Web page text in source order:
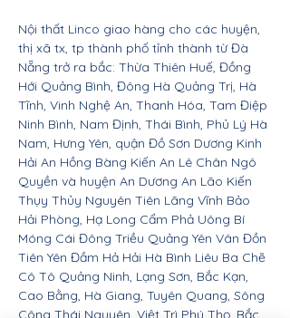
Nội thất Linco giao hàng cho các huyện,
thị xã tx, tp thành phố tỉnh thành từ Đà
Nẵng trở ra bắc: Thừa Thiên Huế, Đồng
Hới Quảng Bình, Đông Hà Quảng Trị, Hà
Tĩnh, Vinh Nghệ An, Thanh Hóa, Tam Điệp
Ninh Bình, Nam Định, Thái Bình, Phủ Lý Hà
Nam, Hưng Yên, quận Đồ Sơn Dương Kinh
Hải An Hồng Bàng Kiến An Lê Chân Ngô
Quyền và huyện An Dương An Lão Kiến
Thụy Thủy Nguyên Tiên Lãng Vĩnh Bảo
Hải Phòng, Hạ Long Cẩm Phả Uông Bí
Móng Cái Đông Triều Quảng Yên Vân Đồn
Tiên Yên Đầm Hả Hải Hà Bình Liêu Ba Chẽ
Cô Tô Quảng Ninh, Lạng Sơn, Bắc Kạn,
Cao Bằng, Hà Giang, Tuyên Quang, Sông
Công Thái Nguyên, Việt Trì Phú Thọ, Bắc